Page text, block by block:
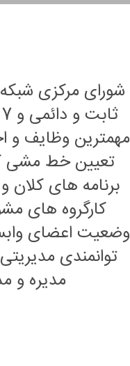
ثابت و دائمی و 7 نفر عضو اصلی) می باشد.
مهمترین وظایف و
تعیین خط مشی
برنامه های
کارگروه های
وضعیت اعضای
توانمندی
مدیره و